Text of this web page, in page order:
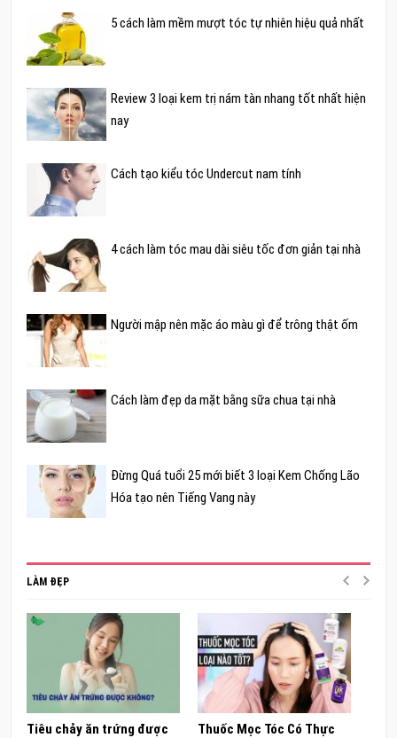
5 cách làm mềm mượt tóc tự nhiên hiệu quả nhất
Review 3 loại kem trị nám tàn nhang tốt nhất hiện
nay
Cách tạo kiểu tóc Undercut nam tính
4 cách làm tóc mau dài siêu tốc đơn giản tại nhà
Người mập nên mặc áo màu gì để trông thật ốm
Cách làm đẹp da mặt bằng sữa chua tại nhà
Đừng Quá tuổi 25 mới biết 3 loại Kem Chống Lão
Hóa tạo nên Tiếng Vang này
LÀM ĐẸP
Tiêu chảy ăn trứng được Thuốc Mọc Tóc Có Thực